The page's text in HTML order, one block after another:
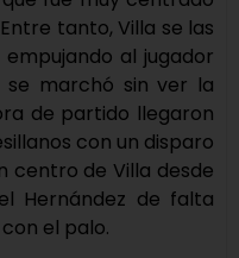
tanto, Villa se las
al jugador
marchó sin ver la
de partido llegaron
con un disparo
centro de Villa desde
Hernández de falta
el palo.